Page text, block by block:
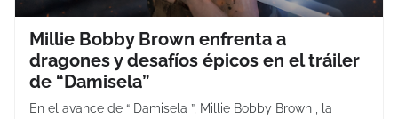
Millie Bobby Brown enfrenta a
dragones y desafíos épicos en el tráiler
de “Damisela”
En el avance de “ Damisela ”, Millie Bobby Brown , la